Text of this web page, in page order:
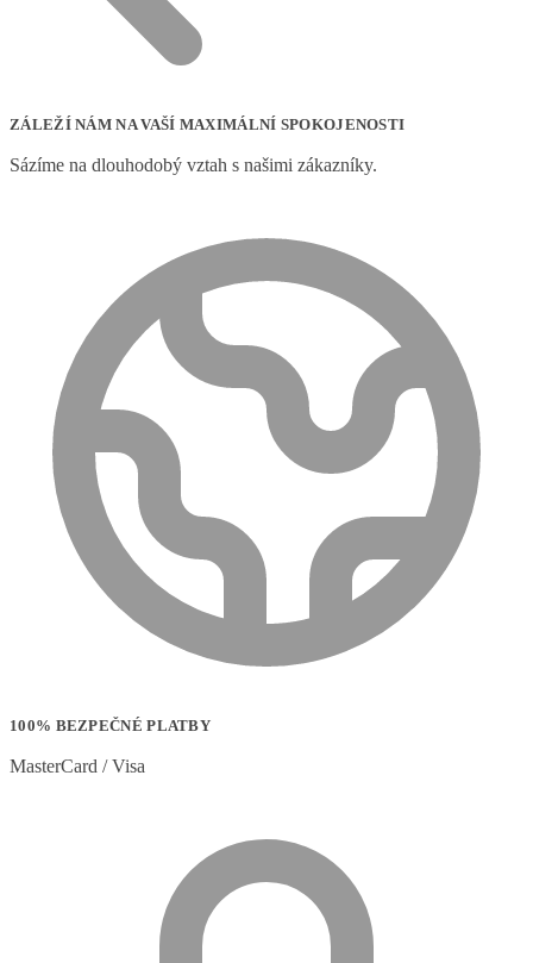
ZÁLEŽÍ NÁM NA VAŠÍ MAXIMÁLNÍ SPOKOJENOSTI
Sázíme na dlouhodobý vztah s našimi zákazníky.
100% BEZPEČNÉ PLATBY
MasterCard / Visa